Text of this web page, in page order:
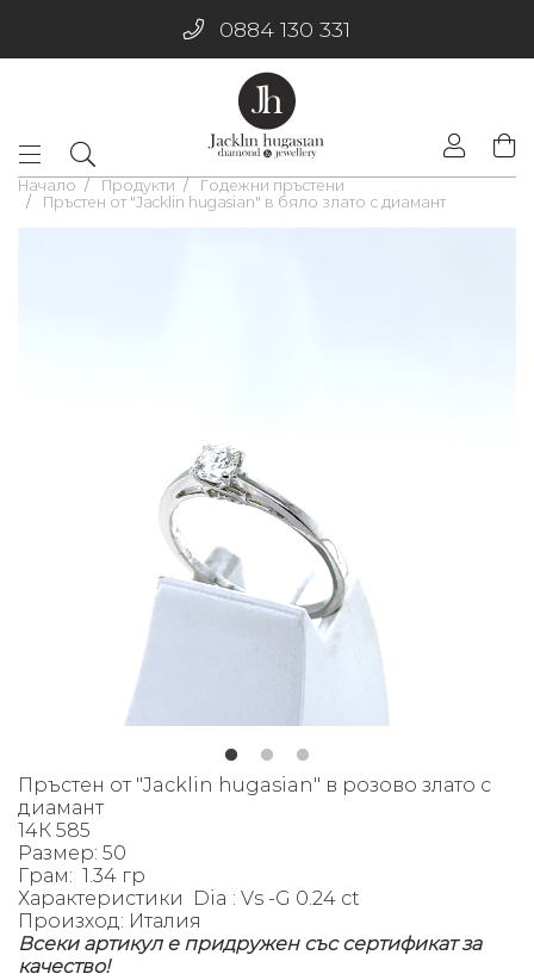
0884 130 331
Начало Продукти
Годежни пръстени
Пръстен от "Jacklin hugasian" в бяло злато с диамант
Пръстен от "Jacklin hugasian" в розово злато с
диамант
14К 585
Размер: 50
Грам: 1.34 гр
Характеристики
Dia : Vs -G 0.24 ct
Произход: Италия
Всеки артикул е придружен със сертификат за
качество!